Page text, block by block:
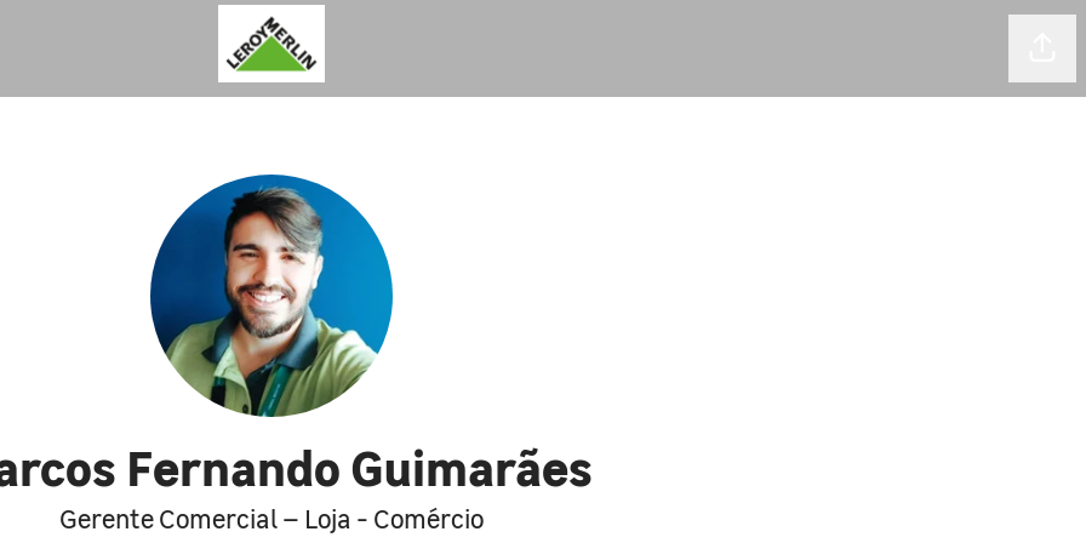
Fernando Guimarães
Gerente Comercial – Loja - Comércio